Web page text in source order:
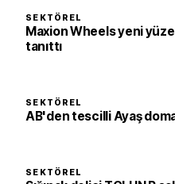
SEKTÖREL
Maxion Wheels yeni
tanıttı
SEKTÖREL
AB'den tescilli Ayaş
SEKTÖREL